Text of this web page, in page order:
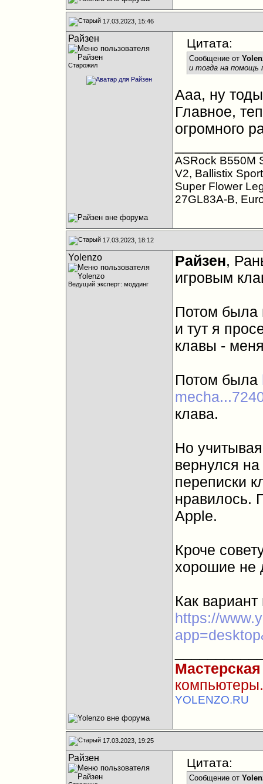
17.03.2023, 15:46
Райзен
Старожил
Цитата:
Сообщение от
и тогда на помощь
Ааа, ну
Главное,
огромного
ASRock B550M
V2, Ballistix
Super Flower
27GL83A-B,
17.03.2023, 18:12
Yolenzo
Ведущий эксперт: моддинг
Райзен,
игровым
Потом была
и тут я
клавы -
Потом была
клава.
Но
вернулся на
переписки
нравилось.
Apple.
Кроче
хорошие не
Как
https://
YOLENZO.RU
17.03.2023, 19:25
Райзен Цитата:
Сообщение от